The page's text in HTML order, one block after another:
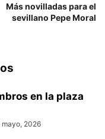
Más novilladas para el
sevillano Pepe Moral
en la plaza
mayo, 2026